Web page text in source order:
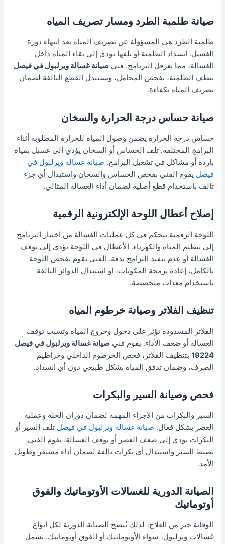
صيانة طلمبة الطرد ومسار تصريف المياه
طلمبة الطرد هي المسؤولة عن تصريف المياه بعد انتهاء دورة
الغسيل. انسداد الطلمبة أو تلفها يؤدي إلى بقاء المياه داخل
الغسالة، مما يعرقل البرنامج. فنيصيانة غسالة ويرلبول في فيصل
ينظف الطلمبة، يفحص المحامل، ويستبدل القطع التالفة لضمان
تصريف المياه بكفاءة.
صيانة حساس درجة الحرارة والسخان
حساس درجة الحرارة يضمن وصول المياه للحرارة المطلوبة أثناء
البرامج المختلفة. تلف الحساس أو السخان يؤدي إلى غسيل بمياه
باردة أو مشاكل في تشغيل البرامج. صيانة غسالة ويرلبول في
فيصل يقوم الفني بفحص الحساس والسخان واستبدال أي جزء
تالف باستخدام قطع أصلية لضمان أداء الغسالة المثالي.
إصلاح أعطال اللوحة الإلكترونية الرقمية
اللوحة الرقمية تتحكم في كل عمليات الغسالة من اختيار البرنامج
إلى تنظيم المياه والكهرباء. الأعطال في اللوحة تؤدي إلى توقف
الغسالة أو عدم تنفيذ البرامج بدقة. الفني يقوم بفحص اللوحة
بالكامل، إعادة برمجة المكونات، أو استبدال الدوائر التالفة
باستخدام معدات متخصصة.
تنظيف الفلاتر وصيانة خرطوم المياه
الفلاتر المسدودة تؤثر على دخول وخروج المياه وتسبب توقف
الغسالة أو ضعف الأداء. يقوم فنيصيانة غسالة ويرلبول في فيصل
19224 بتنظيف الفلاتر، فحص الخرطوم الداخلي وخراطيم
الصرف، وضمان تدفق المياه بشكل طبيعي دون أي انسداد.
فحص وصيانة السير والبكرات
السير والبكرات من الأجزاء المهمة لضمان دوران الحلة وعملية
العصر بشكل فعال. صيانة غسالة ويرلبول في فيصل تلف السير أو
البكرات يؤدي إلى ضعف العصر أو توقف الغسالة. يقوم الفني
بضبط السير واستبدال أي بكرات تالفة لضمان أداء مستقر وطويل
الأمد.
الصيانة الدورية للغسالات الأوتوماتيك والفوق
أوتوماتيك
الوقاية خير من العلاج، لذلك تُنصح الصيانة الدورية لكل أنواع
غسالات ويرلبول، سواء الأوتوماتيك أو الفوق أوتوماتيك. تشمل